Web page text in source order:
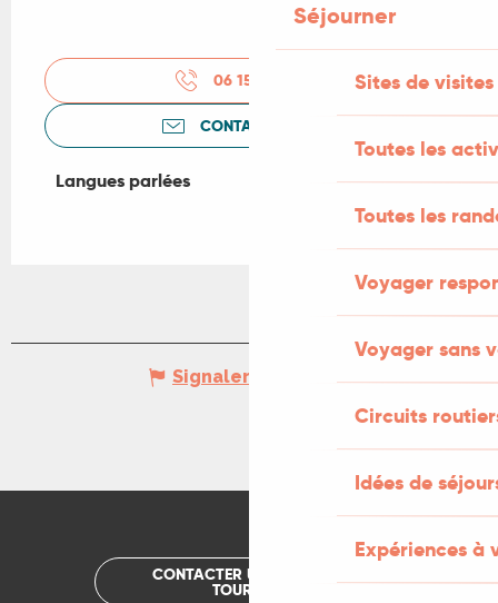
Séjourner
Sites de visites
Toutes les
Toutes les
Voyager
Voyager sans
Circuits
Idées de
Expériences à
06 15 41 38
CONTACTEZ-NOUS
Langues parlées
Langues parlées
Signaler une erreur
CONTACTER UN OFFICE DE
TOURISME